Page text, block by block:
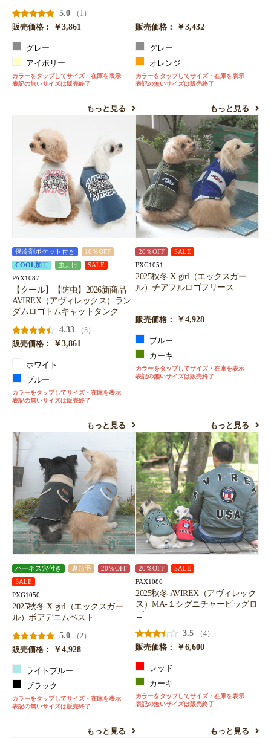
5.0
（1）
販売価格：
￥3,861
グレー
アイボリー
カラーをタップしてサイズ・在庫を表示
表記の無いサイズは販売終了
もっと見る
販売価格： ￥3,432
グレー
オレンジ
カラーをタップしてサイズ・在庫を表示
表記の無いサイズは販売終了
もっと見る
保冷剤ポケット付き
10％OFF
COOL加工
虫よけ SALE
PAX1087
【クール】【防虫】2026新商品
AVIREX（アヴィレックス）ラン
ダムロゴトムキャットタンク
4.33
（3）
販売価格：
￥3,861
ホワイト
ブルー
カラーをタップしてサイズ・在庫を表示
表記の無いサイズは販売終了
もっと見る
20％OFF SALE
PXG1051
2025秋冬 X-girl（エックスガー
ル）チアフルロゴフリース
販売価格： ￥4,928
ブルー
カーキ
カラーをタップしてサイズ・在庫を表示
表記の無いサイズは販売終了
もっと見る
ハーネス穴付き 裏起毛
20％OFF
SALE
PXG1050
2025秋冬 X-girl（エックスガー
ル）ボアデニムベスト
5.0
（2）
販売価格：
￥4,928
ライトブルー
ブラック
カラーをタップしてサイズ・在庫を表示
表記の無いサイズは販売終了
もっと見る
20％OFF SALE
PAX1086
2025秋冬 AVIREX（アヴィレック
ス）MA-１シグニチャービッグロ
ゴ
3.5
（4）
販売価格：
￥6,600
レッド
カーキ
カラーをタップしてサイズ・在庫を表示
表記の無いサイズは販売終了
もっと見る